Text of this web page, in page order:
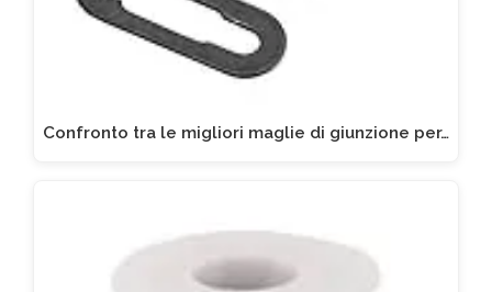
Confronto tra le migliori maglie di giunzione per…